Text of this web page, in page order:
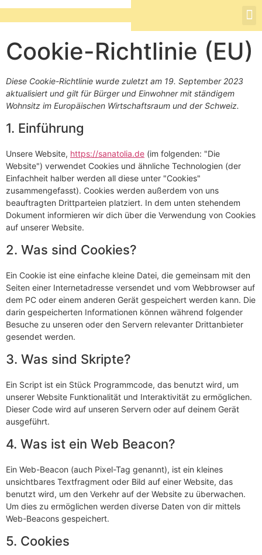
Cookie-Richtlinie (EU)
Diese Cookie-Richtlinie wurde zuletzt am 19. September 2023
aktualisiert und gilt für Bürger und Einwohner mit ständigem
Wohnsitz im Europäischen Wirtschaftsraum und der Schweiz.
1. Einführung
Unsere Website, https://sanatolia.de (im folgenden: "Die
Website") verwendet Cookies und ähnliche Technologien (der
Einfachheit halber werden all diese unter "Cookies"
zusammengefasst). Cookies werden außerdem von uns
beauftragten Drittparteien platziert. In dem unten stehendem
Dokument informieren wir dich über die Verwendung von Cookies
auf unserer Website.
2. Was sind Cookies?
Ein Cookie ist eine einfache kleine Datei, die gemeinsam mit den
Seiten einer Internetadresse versendet und vom Webbrowser auf
dem PC oder einem anderen Gerät gespeichert werden kann. Die
darin gespeicherten Informationen können während folgender
Besuche zu unseren oder den Servern relevanter Drittanbieter
gesendet werden.
3. Was sind Skripte?
Ein Script ist ein Stück Programmcode, das benutzt wird, um
unserer Website Funktionalität und Interaktivität zu ermöglichen.
Dieser Code wird auf unseren Servern oder auf deinem Gerät
ausgeführt.
4. Was ist ein Web Beacon?
Ein Web-Beacon (auch Pixel-Tag genannt), ist ein kleines
unsichtbares Textfragment oder Bild auf einer Website, das
benutzt wird, um den Verkehr auf der Website zu überwachen.
Um dies zu ermöglichen werden diverse Daten von dir mittels
Web-Beacons gespeichert.
5. Cookies